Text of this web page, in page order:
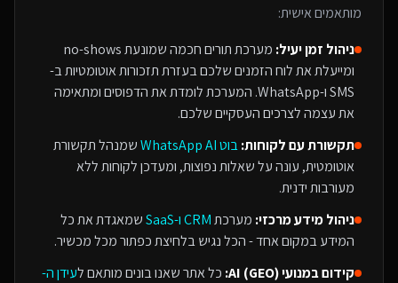
מותאמים אישית:
ניהול זמן יעיל:
מערכת תורים חכמה שמונעת no-shows
ומייעלת את לוח הזמנים שלכם בעזרת תזכורות אוטומטיות ב-
SMS ו-WhatsApp. המערכת לומדת את הדפוסים ומתאימה
את עצמה לצרכים העסקיים שלכם.
תקשורת עם לקוחות:בוט WhatsApp AI
שמנהל תקשורת
אוטומטית, עונה על שאלות נפוצות, ומעדכן לקוחות ללא
מעורבות ידנית.
ניהול מידע מרכזי: מערכתCRM ו-SaaS
שמאגדת את כל
המידע במקום אחד - הכל נגיש בלחיצת כפתור מכל מכשיר.
קידום במנועי AI (GEO):
כל אתר שאנו בונים מותאם לעידן ה-